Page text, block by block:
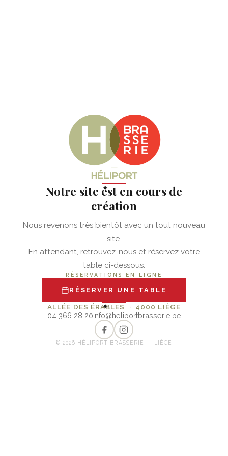
✦
Notre site est en cours de
création
Nous revenons très bientôt avec un tout nouveau
site.
En attendant, retrouvez-nous et réservez votre
table ci-dessous.
RÉSERVATIONS EN LIGNE
RÉSERVER UNE TABLE
✦
ALLÉE DES ÉRABLES · 4000 LIÈGE
04 366 28 20info@heliportbrasserie.be
© 2026 HÉLIPORT BRASSERIE · LIÈGE